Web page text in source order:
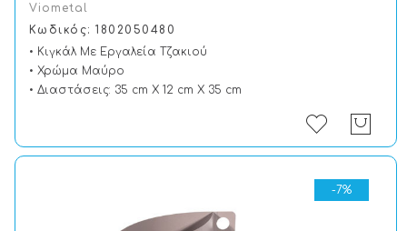
Viometal
Κωδικός: 1802050480
• Κιγκάλ Με Εργαλεία Τζακιού
• Χρώμα Μαύρο
• Διαστάσεις: 35 cm X 12 cm X 35 cm
-7%